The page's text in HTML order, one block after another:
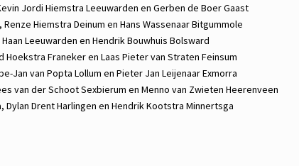
Jordi Hiemstra Leeuwarden en Gerben de BoerGaast
Renze Hiemstra Deinum en Hans WassenaarBitgummole
Leeuwarden en Hendrik Bouwhuis Bolsward
Hoekstra Franeker en Laas Pieter van Straten Feinsum
Jan van Popta Lollum en Pieter Jan LeijenaarExmorra
van der SchootSexbierum en Menno van Zwieten Heerenveen
Dylan DrentHarlingen en Hendrik Kootstra Minnertsga